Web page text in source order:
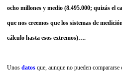
ocho millones y medio (8.495.000; quizás el
que nos creemos que los sistemas de
cálculo hasta esos extremos)….
Unos datos que, aunque no pueden